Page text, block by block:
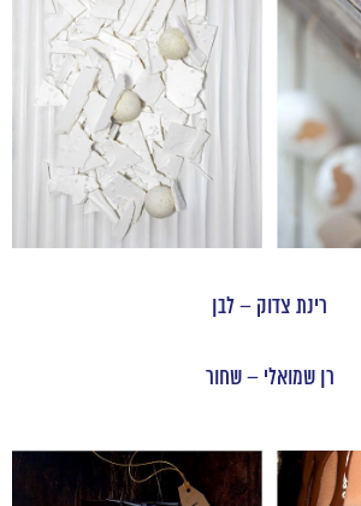
רינת צדוק – לבן
רן שמואלי – שחור